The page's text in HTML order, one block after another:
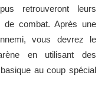
retrouveront leurs
de combat. Après une
vous devrez le
en utilisant des
au coup spécial